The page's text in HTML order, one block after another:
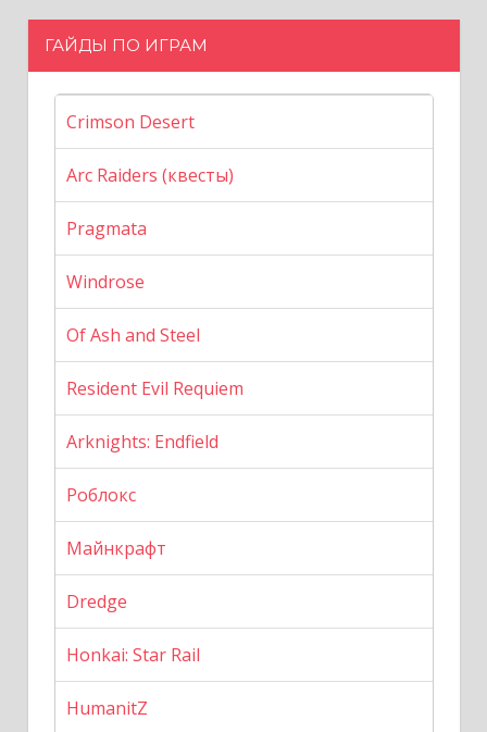
ГАЙДЫ ПО ИГРАМ
Crimson Desert
Arc Raiders (квесты)
Pragmata
Windrose
Of Ash and Steel
Resident Evil Requiem
Arknights: Endfield
Роблокс
Майнкрафт
Dredge
Honkai: Star Rail
HumanitZ